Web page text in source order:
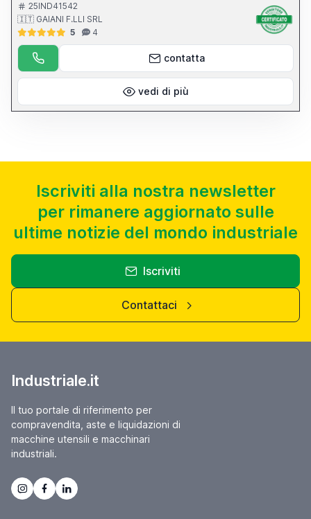
25IND41542
🇮🇹 GAIANI F.LLI SRL
5
4
contatta
vedi di più
Iscriviti alla nostra newsletter
per rimanere aggiornato sulle
ultime notizie del mondo industriale
Iscriviti
Contattaci
Industriale.it
Il tuo portale di riferimento per
compravendita, aste e liquidazioni di
macchine utensili e macchinari
industriali.